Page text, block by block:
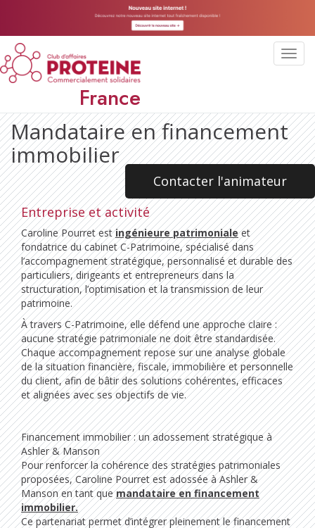
France
Mandataire en financement
immobilier
Contacter l'animateur
Entreprise et activité
Caroline Pourret estingénieure patrimonialeet
fondatrice du cabinet C-Patrimoine, spécialisé dans
l’accompagnement stratégique, personnalisé et durable des
particuliers, dirigeants et entrepreneurs dans la
structuration, l’optimisation et la transmission de leur
patrimoine.
À travers C-Patrimoine, elle défend une approche claire :
aucune stratégie patrimoniale ne doit être standardisée.
Chaque accompagnement repose sur une analyse globale
de la situation financière, fiscale, immobilière et personnelle
du client, afin de bâtir des solutions cohérentes, efficaces
et alignées avec ses objectifs de vie.
Financement immobilier : un adossement stratégique à
Ashler & Manson
Pour renforcer la cohérence des stratégies patrimoniales
proposées, Caroline Pourret est adossée à Ashler &
Manson en tant quemandataire en financement
immobilier.
Ce partenariat permet d’intégrer pleinement le financement